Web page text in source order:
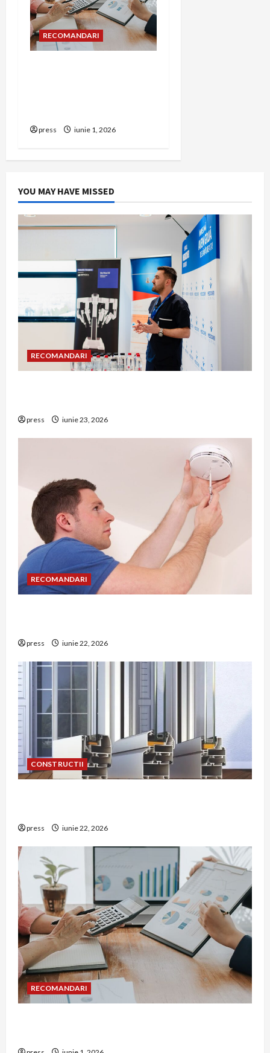
RECOMANDARI
press iunie 1, 2026
YOU MAY HAVE MISSED
RECOMANDARI
press iunie 23, 2026
RECOMANDARI
press iunie 22, 2026
CONSTRUCTII
press iunie 22, 2026
RECOMANDARI